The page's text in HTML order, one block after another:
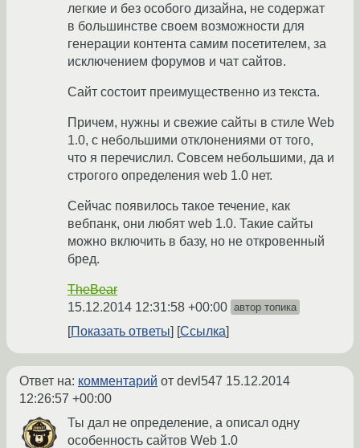
легкие и без особого дизайна, не содержат
в большинстве своем возможности для
генерации контента самим посетителем, за
исключением форумов и чат сайтов.
Сайт состоит преимущественно из текста.
Причем, нужны и свежие сайты в стиле Web
1.0, с небольшими отклонениями от того,
что я перечислил. Совсем небольшими, да и
строгого определения web 1.0 нет.
Сейчас появилось такое течение, как
вебпанк, они любят web 1.0. Такие сайты
можно включить в базу, но не откровенный
бред.
TheBear
15.12.2014 12:31:58 +00:00 автор топика
Показать ответы Ссылка
Ответ на: комментарий от devl547 15.12.2014
12:26:57 +00:00
Ты дал не определение, а описал одну
особенность сайтов Web 1.0